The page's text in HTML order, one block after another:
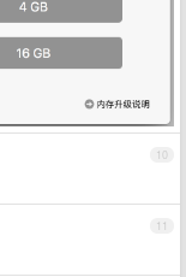
10
11